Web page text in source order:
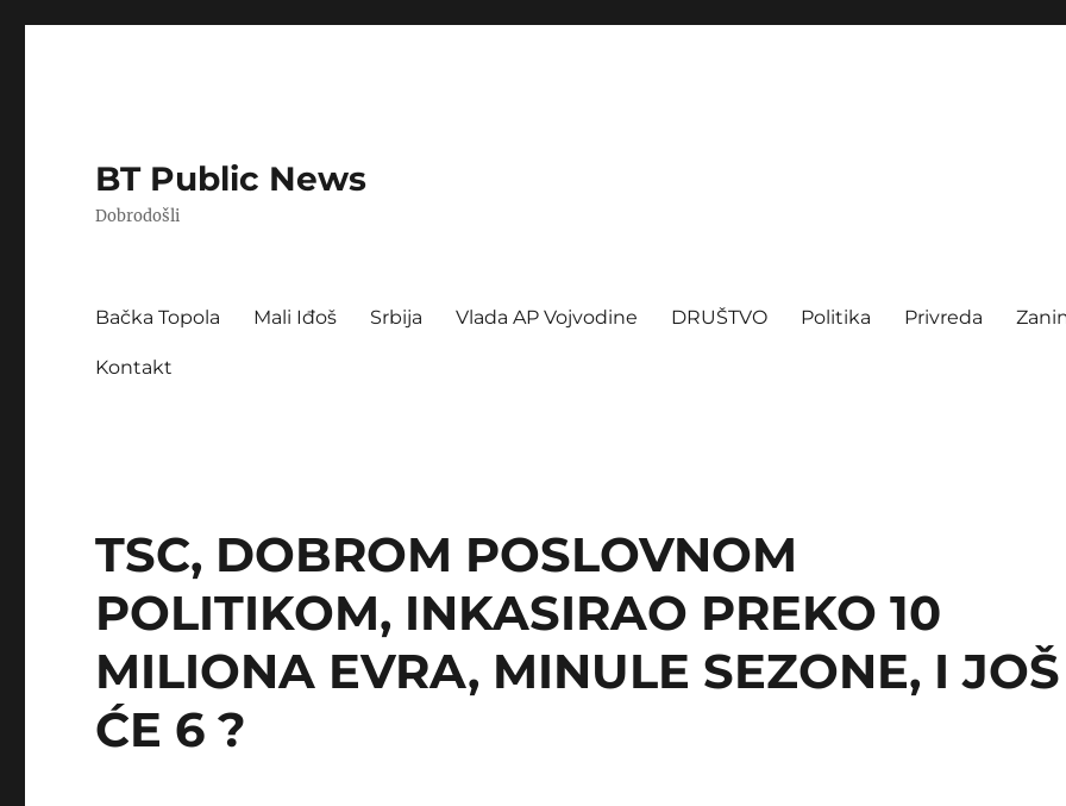
BT Public News
Dobrodošli
Bačka Topola Mali Iđoš Srbija Vlada AP Vojvodine DRUŠTVO Politika Privreda
Kontakt
TSC, DOBROM POSLOVNOM
POLITIKOM, INKASIRAO PREKO 10
MILIONA EVRA, MINULE SEZONE, I JOŠ
ĆE 6 ?